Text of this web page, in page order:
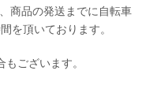
商品の発送までに自転車
を頂いております。
ございます。